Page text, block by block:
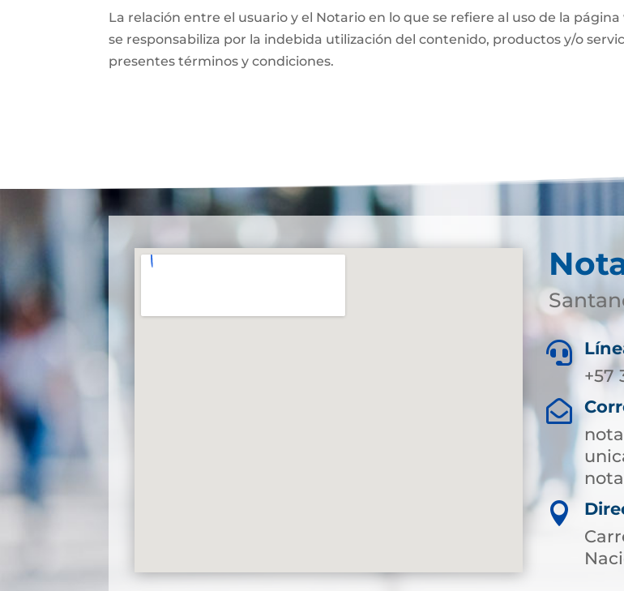
La relación entre el usuario y el Notario en lo que se refiere al uso de la
se responsabiliza por la indebida utilización del contenido, productos y/o
presentes términos y condiciones.

+57

